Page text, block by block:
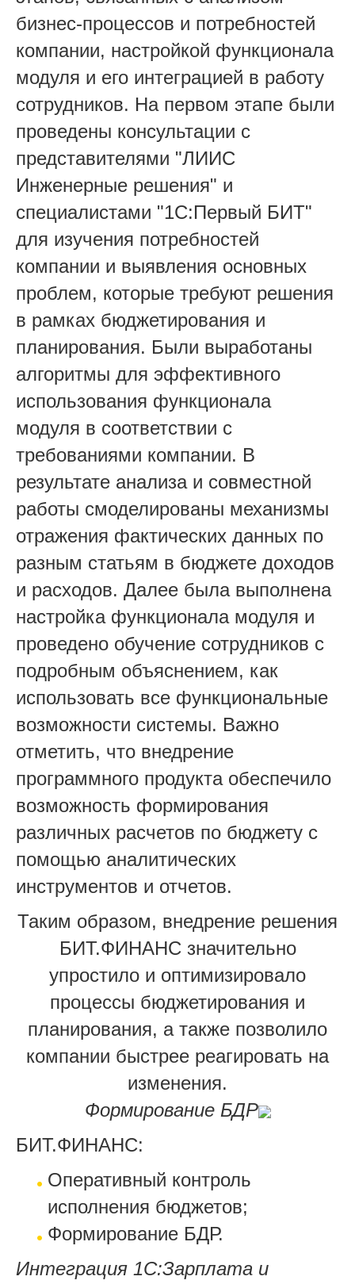
бизнес-процессов и потребностей
компании, настройкой функционала
модуля и его интеграцией в работу
сотрудников. На первом этапе были
проведены консультации с
представителями "ЛИИС
Инженерные решения" и
специалистами "1С:Первый БИТ"
для изучения потребностей
компании и выявления основных
проблем, которые требуют решения
в рамках бюджетирования и
планирования. Были выработаны
алгоритмы для эффективного
использования функционала
модуля в соответствии с
требованиями компании. В
результате анализа и совместной
работы смоделированы механизмы
отражения фактических данных по
разным статьям в бюджете доходов
и расходов. Далее была выполнена
настройка функционала модуля и
проведено обучение сотрудников с
подробным объяснением, как
использовать все функциональные
возможности системы. Важно
отметить, что внедрение
программного продукта обеспечило
возможность формирования
различных расчетов по бюджету с
помощью аналитических
инструментов и отчетов.
Таким образом, внедрение решения
БИТ.ФИНАНС значительно
упростило и оптимизировало
процессы бюджетирования и
планирования, а также позволило
компании быстрее реагировать на
изменения.
Формирование БДР
БИТ.ФИНАНС:
Оперативный контроль
исполнения бюджетов;
Формирование БДР.
Интеграция 1С:Зарплата и